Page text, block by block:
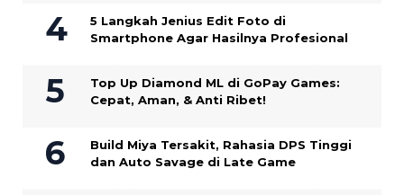
5 Langkah Jenius Edit Foto di
Smartphone Agar Hasilnya Profesional
Top Up Diamond ML di GoPay Games:
Cepat, Aman, & Anti Ribet!
Build Miya Tersakit, Rahasia DPS Tinggi
dan Auto Savage di Late Game